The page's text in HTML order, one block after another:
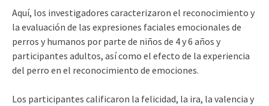
Aquí, los investigadores caracterizaron el reconocimiento y
la evaluación de las expresiones faciales emocionales de
perros y humanos por parte de niños de 4 y 6 años y
participantes adultos, así como el efecto de la experiencia
del perro en el reconocimiento de emociones.
Los participantes calificaron la felicidad, la ira, la valencia y